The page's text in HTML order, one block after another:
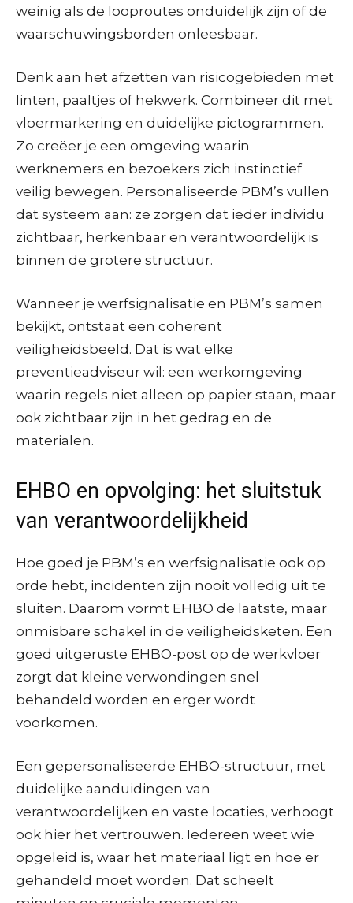
weinig als de looproutes onduidelijk zijn of de
waarschuwingsborden onleesbaar.
Denk aan het afzetten van risicogebieden met
linten, paaltjes of hekwerk. Combineer dit met
vloermarkering en duidelijke pictogrammen.
Zo creëer je een omgeving waarin
werknemers en bezoekers zich instinctief
veilig bewegen. Personaliseerde PBM’s vullen
dat systeem aan: ze zorgen dat ieder individu
zichtbaar, herkenbaar en verantwoordelijk is
binnen de grotere structuur.
Wanneer je werfsignalisatie en PBM’s samen
bekijkt, ontstaat een coherent
veiligheidsbeeld. Dat is wat elke
preventieadviseur wil: een werkomgeving
waarin regels niet alleen op papier staan, maar
ook zichtbaar zijn in het gedrag en de
materialen.
EHBO en opvolging: het sluitstuk
van verantwoordelijkheid
Hoe goed je PBM’s en werfsignalisatie ook op
orde hebt, incidenten zijn nooit volledig uit te
sluiten. Daarom vormt EHBO de laatste, maar
onmisbare schakel in de veiligheidsketen. Een
goed uitgeruste EHBO-post op de werkvloer
zorgt dat kleine verwondingen snel
behandeld worden en erger wordt
voorkomen.
Een gepersonaliseerde EHBO-structuur, met
duidelijke aanduidingen van
verantwoordelijken en vaste locaties, verhoogt
ook hier het vertrouwen. Iedereen weet wie
opgeleid is, waar het materiaal ligt en hoe er
gehandeld moet worden. Dat scheelt